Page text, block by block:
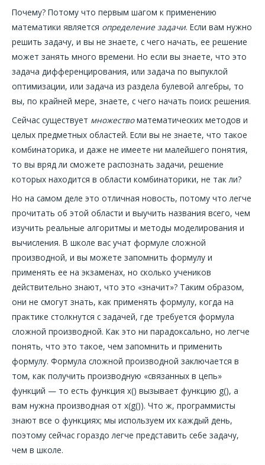
Почему? Потому что первым шагом к применению
математики является определение задачи. Если вам нужно
решить задачу, и вы не знаете, с чего начать, ее решение
может занять много времени. Но если вы знаете, что это
задача дифференцирования, или задача по выпуклой
оптимизации, или задача из раздела булевой алгебры, то
вы, по крайней мере, знаете, с чего начать поиск решения.
Сейчас существует множествоматематических методов и
целых предметных областей. Если вы не знаете, что такое
комбинаторика, и даже не имеете ни малейшего понятия,
то вы вряд ли сможете распознать задачи, решение
которых находится в области комбинаторики, не так ли?
Но на самом деле это отличная новость, потому что легче
прочитать об этой области и выучить названия всего, чем
изучить реальные алгоритмы и методы моделирования и
вычисления. В школе вас учат формуле сложной
производной, и вы можете запомнить формулу и
применять ее на экзаменах, но сколько учеников
действительно знают, что это «значит»? Таким образом,
они не смогут знать, как применять формулу, когда на
практике столкнутся с задачей, где требуется формула
сложной производной. Как это ни парадоксально, но легче
понять, что это такое, чем запомнить и применить
формулу. Формула сложной производной заключается в
том, как получить производную «связанных в цепь»
функций — то есть функция x() вызывает функцию g(), а
вам нужна производная от x(g()). Что ж, программисты
знают все о функциях; мы используем их каждый день,
поэтому сейчас гораздо легче представить себе задачу,
чем в школе.